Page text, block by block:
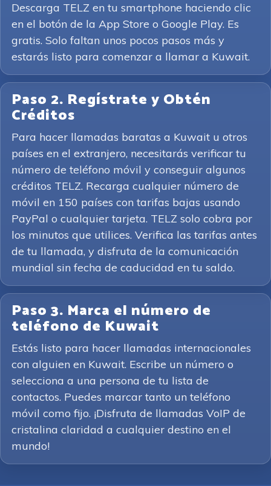
Descarga TELZ en tu smartphone haciendo clic
en el botón de la App Store o Google Play. Es
gratis. Solo faltan unos pocos pasos más y
estarás listo para comenzar a llamar a Kuwait.
Paso 2. Regístrate y Obtén
Créditos
Para hacer llamadas baratas a Kuwait u otros
países en el extranjero, necesitarás verificar tu
número de teléfono móvil y conseguir algunos
créditos TELZ. Recarga cualquier número de
móvil en 150 países con tarifas bajas usando
PayPal o cualquier tarjeta. TELZ solo cobra por
los minutos que utilices. Verifica las tarifas antes
de tu llamada, y disfruta de la comunicación
mundial sin fecha de caducidad en tu saldo.
Paso 3. Marca el número de
teléfono de Kuwait
Estás listo para hacer llamadas internacionales
con alguien en Kuwait. Escribe un número o
selecciona a una persona de tu lista de
contactos. Puedes marcar tanto un teléfono
móvil como fijo. ¡Disfruta de llamadas VoIP de
cristalina claridad a cualquier destino en el
mundo!